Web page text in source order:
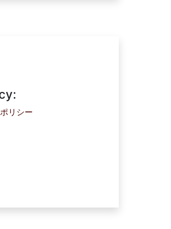
リシー